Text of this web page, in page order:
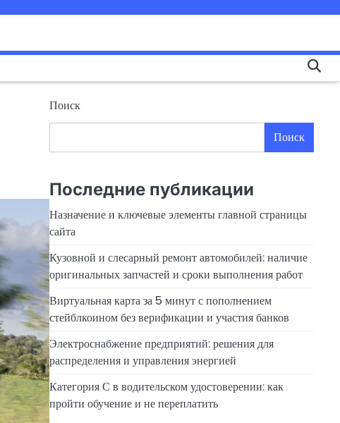
Поиск
Поиск
Последние публикации
Назначение и ключевые элементы главной страницы
сайта
Кузовной и слесарный ремонт автомобилей: наличие
оригинальных запчастей и сроки выполнения работ
Виртуальная карта за 5 минут с пополнением
стейблкоином без верификации и участия банков
Электроснабжение предприятий: решения для
распределения и управления энергией
Категория С в водительском удостоверении: как
пройти обучение и не переплатить